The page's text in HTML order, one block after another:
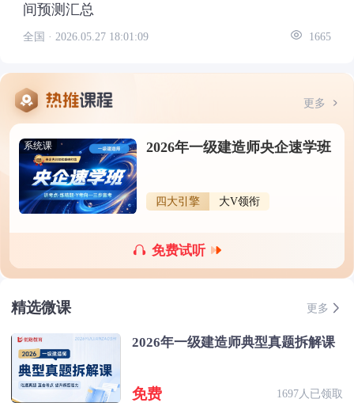
间预测汇总
全国 · 2026.05.27 18:01:09 1665
更多
系统课 2026年一级建造师央企速学班
四大引擎 大V领衔
免费试听
精选微课 更多
2026年一级建造师典型真题拆解课
免费 1697人已领取